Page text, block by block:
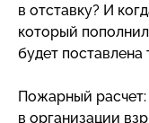
в отставку? И
который
будет поставлена
Пожарный
в организации